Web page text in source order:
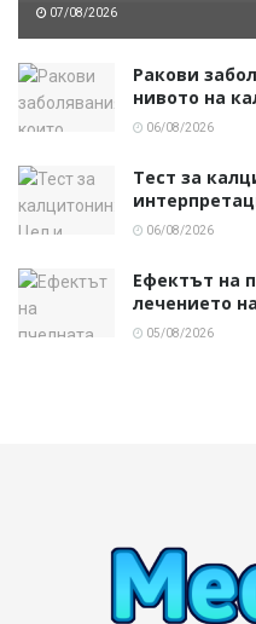
07/08/2026
Ракови
нивото на
06/08/2026
Тест за
06/08/2026
Ефектът на
лечението
05/08/2026